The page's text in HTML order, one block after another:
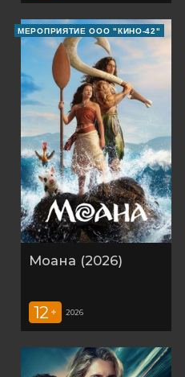
МЕРОПРИЯТИЕ ООО "КИНО-42"
Моана (2026)
12 + 2026